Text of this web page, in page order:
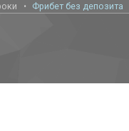
Фрибет без депозита